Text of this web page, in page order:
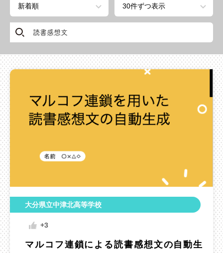
大分県立中津北高等学校
+3
マルコフ連鎖による読書感想文の自動生